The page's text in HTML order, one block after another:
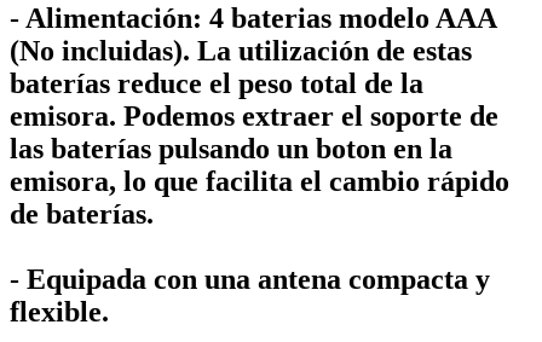
- Alimentación: 4 baterias modelo AAA
(No incluidas). La utilización de estas
baterías reduce el peso total de la
emisora. Podemos extraer el soporte de
las baterías pulsando un boton en la
emisora, lo que facilita el cambio rápido
de baterías.
- Equipada con una antena compacta y
flexible.